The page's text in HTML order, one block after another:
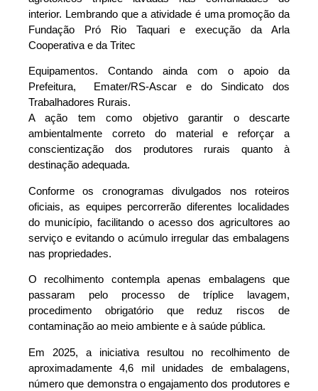
interior. ​Lembrando que a atividade é uma promoção da
Fundação Pró Rio Taquari e execução da Arla
Cooperativa e da Tritec
Equipamentos. Contando ainda com o apoio da
Prefeitura, Emater/RS-Ascar e do Sindicato dos
Trabalhadores Rurais.
A ação tem como objetivo garantir o descarte
ambientalmente correto do material e reforçar a
conscientização dos produtores rurais quanto à
destinação adequada.
Conforme os cronogramas divulgados nos roteiros
oficiais, as equipes percorrerão diferentes localidades
do município, facilitando o acesso dos agricultores ao
serviço e evitando o acúmulo irregular das embalagens
nas propriedades.
O recolhimento contempla apenas embalagens que
passaram pelo processo de tríplice lavagem,
procedimento obrigatório que reduz riscos de
contaminação ao meio ambiente e à saúde pública.
Em 2025, a iniciativa resultou no recolhimento de
aproximadamente 4,6 mil unidades de embalagens,
número que demonstra o engajamento dos produtores e